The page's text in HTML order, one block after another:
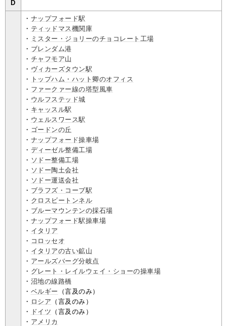
D
・ ナップフォード駅
・ ティッドマス機関庫
・ ミスター・ジョリーのチョコレート工場
・ ブレンダム港
・ チャフモア山
・ ヴィカーズタウン駅
・
トップハム・ハット卿のオフィス
・ ファークァー線の塔型風車
・ ウルフステッド城
・ キャッスル駅
・ ウェルスワース駅
・ ゴードンの丘
・ ナップフォード操車場
・ ディーゼル整備工場
・ ソドー整備工場
・ ソドー陶土会社
・ ソドー運送会社
・ ブラフズ・コーブ駅
・ クロスビートンネル
・ ブルーマウンテンの採石場
・ ナップフォード駅操車場
・ イタリア
・ コロッセオ
・ イタリアの古い鉱山
・ アールズバーグ分岐点
・ グレート・レイルウェイ・ショーの操車場
・ 沼地の線路橋
・ ベルギー
（言及のみ）
・ ロシア （言及のみ）
・
ドイツ （言及のみ）
・ アメリカ